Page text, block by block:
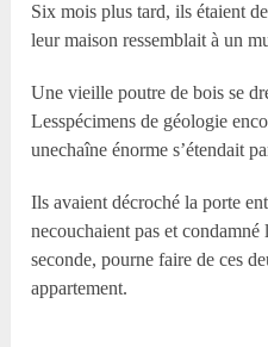
Six mois plus tard, ils étaient
leur maison ressemblait à un
Une vieille poutre de bois se
Lesspécimens de géologie
unechaîne énorme s’étendait
Ils avaient décroché la porte
necouchaient pas et condamné
seconde, pourne faire de ces
appartement.